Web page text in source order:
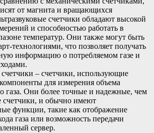
от магнита и вращающихся
счетчики обладают высокой
и способностью работать в
температур. Они также могут быть
технологиями, что позволяет получать
информацию о потребляемом газе и
– счетчики, использующие
для измерения объема
газа. Они более точные и надежные, чем
счетчики, и обычно имеют
функции, такие как отображение
газа или возможность передачи
сервер.